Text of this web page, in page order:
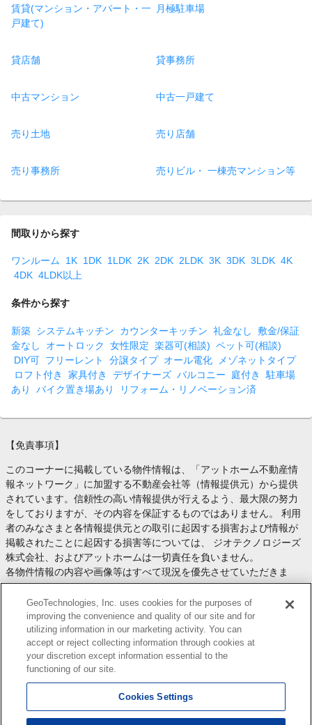
賃貸(マンション・アパート・一
戸建て)
月極駐車場
貸店舗 貸事務所
中古マンション 中古一戸建て
売り土地 売り店舗
売り事務所 売りビル・ 一棟売マンション等
間取りから探す
ワンルーム 1K 1DK 1LDK 2K 2DK 2LDK 3K 3DK 3LDK 4K
4DK 4LDK以上
条件から探す
新築 システムキッチン カウンターキッチン 礼金なし
敷金/保証
金なし
オートロック 女性限定 楽器可(相談) ペット可(相談)
DIY可 フリーレント 分譲タイプ オール電化
メゾネットタイプ
ロフト付き
家具付き デザイナーズ バルコニー 庭付き
駐車場
あり
バイク置き場あり リフォーム・リノベーション済
【免責事項】
このコーナーに掲載している物件情報は、「アットホーム不動産情
報ネットワーク」に加盟する不動産会社等（情報提供元）から提供
されています。信頼性の高い情報提供が行えるよう、最大限の努力
をしておりますが、その内容を保証するものではありません。 利用
者のみなさまと各情報提供元との取引に起因する損害および情報が
掲載されたことに起因する損害等については、 ジオテクノロジーズ
株式会社、およびアットホームは一切責任を負いません。
各物件情報の内容や画像等はすべて現況を優先させていただきま
す。
お取引等（お取引の準備、資金調達等を含みます）の際には、内容
や契約条件等について、 各情報提供元より十分な説明を受け、ご自
身でご確認の上、判断してください。
このコーナーへの物件情報のご掲載、その他不動産業務ソリューシ
ョン等についての不動産会社様のお問合せはこちら
します。
GeoTechnologies, Inc. uses cookies for the purposes of
improving the convenience and quality of our site and for
utilizing information in our marketing activity. You can
accept or reject collecting information through cookies at
your discretion except information essential to the
functioning of our site.
Cookies Settings